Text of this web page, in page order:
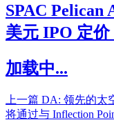
SPAC Pelican
美元 IPO 定
加载中...
上一篇 DA: 领先的太
将通过与 Inflection